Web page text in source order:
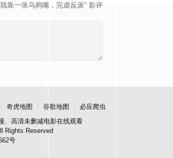
靠一张乌鸦嘴，完虐反派” 影评
奇虎地图 谷歌地图
必应爬虫
、高清未删减电影在线观看
Rights Reserved
号